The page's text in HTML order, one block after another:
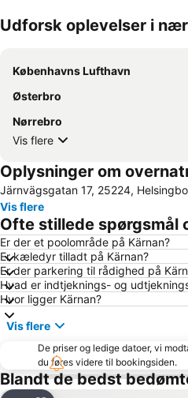
Udforsk oplevelser i
Københavns Lufthavn
Østerbro
Nørrebro
Vis flere
Oplysninger om
Järnvägsgatan 17, 25224,
Vis flere
Ofte stillede spørgsmål
Er der et poolområde på Kärnan?
Er kæledyr tilladt på Kärnan?
Er der parkering til rådighed på
Hvad er indtjeknings- og
Hvor ligger Kärnan?
Vis flere
De priser og ledige datoer, vi
du føres videre til bookingsiden.
Blandt de bedst